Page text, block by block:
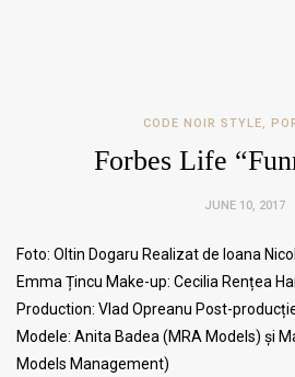
CODE NOIR STYLE,
Forbes Life
JUNE 10, 2017
Foto: Oltin Dogaru Realizat de Ioana
Emma Țincu Make-up: Cecilia Rențea
Production: Vlad Opreanu Post-
Modele: Anita Badea (MRA Models) și
Models Management)